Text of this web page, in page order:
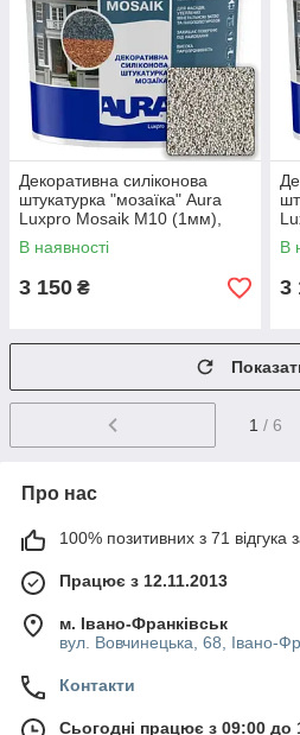
Декоративна силіконова
штукатурка "мозаїка" Aura
Luxpro Mosaik M10 (1мм),
S106, 15кг
В наявності
3 150 ₴
В
3
1 / 6
Про нас
100% позитивних з 71 відгука
Працює з 12.11.2013
м. Івано-Франківськ
вул. Вовчинецька, 68, Івано-
Контакти
Сьогодні працює з 09:00 до